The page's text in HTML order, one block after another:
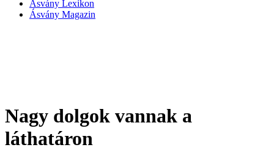
Ásvány Lexikon
Ásvány Magazin
Nagy dolgok vannak a
láthatáron